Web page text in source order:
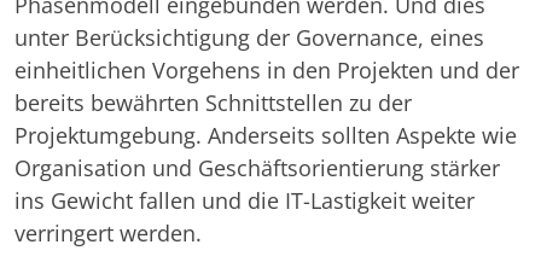
unter Berücksichtigung der Governance, eines
einheitlichen Vorgehens in den Projekten und der
bereits bewährten Schnittstellen zu der
Projektumgebung. Anderseits sollten Aspekte wie
Organisation und Geschäftsorientierung stärker
ins Gewicht fallen und die IT-Lastigkeit weiter
verringert werden.